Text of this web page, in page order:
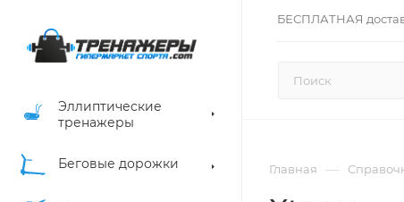
БЕСПЛАТНАЯ
Эллиптические
тренажеры
Беговые дорожки Главная —